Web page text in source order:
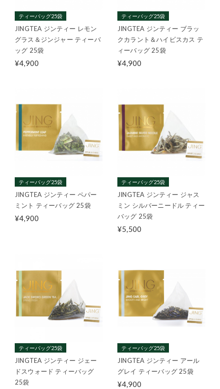
ティーバッグ25袋
JINGTEA ジンティー レモン
グラス＆ジンジャー ティーバ
ッグ 25袋
¥4,900
ティーバッグ25袋
JINGTEA ジンティー ブラッ
クカラント＆ハイビスカス テ
ィーバッグ 25袋
¥4,900
ティーバッグ25袋
JINGTEA ジンティー ペパー
ミント ティーバッグ 25袋
¥4,900
ティーバッグ25袋
JINGTEA ジンティー ジャス
ミン シルバーニードル ティー
バッグ 25袋
¥5,500
ティーバッグ25袋
JINGTEA ジンティー ジェー
ドスウォード ティーバッグ
25袋
ティーバッグ25袋
JINGTEA ジンティー アール
グレイ ティーバッグ 25袋
¥4,900